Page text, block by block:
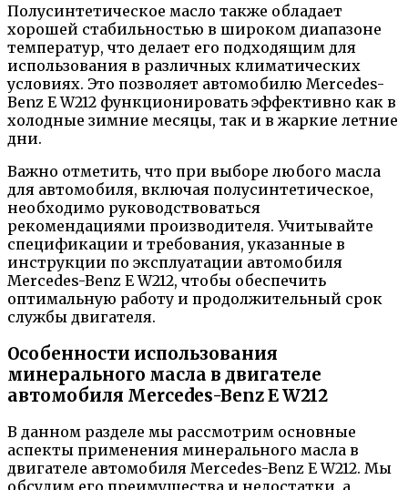
Полусинтетическое масло также обладает
хорошей стабильностью в широком диапазоне
температур, что делает его подходящим для
использования в различных климатических
условиях. Это позволяет автомобилю Mercedes-
Benz E W212 функционировать эффективно как в
холодные зимние месяцы, так и в жаркие летние
дни.
Важно отметить, что при выборе любого масла
для автомобиля, включая полусинтетическое,
необходимо руководствоваться
рекомендациями производителя. Учитывайте
спецификации и требования, указанные в
инструкции по эксплуатации автомобиля
Mercedes-Benz E W212, чтобы обеспечить
оптимальную работу и продолжительный срок
службы двигателя.
Особенности использования
минерального масла в двигателе
автомобиля Mercedes-Benz E W212
В данном разделе мы рассмотрим основные
аспекты применения минерального масла в
двигателе автомобиля Mercedes-Benz E W212. Мы